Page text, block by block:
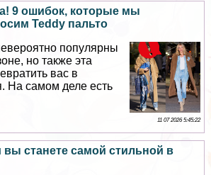
9 ошибок, которые мы
Teddy пальто
популярны
но также эта
вас в
На самом деле есть
11 07 2026 5:45:22
станете самой стильной в